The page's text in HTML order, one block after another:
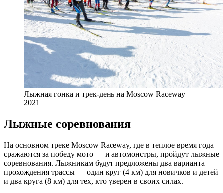
Лыжная гонка и трек-день на Moscow Raceway
2021
Лыжные соревнования
На основном треке Moscow Raceway, где в теплое время года
сражаются за победу мото — и автомонстры, пройдут лыжные
соревнования. Лыжникам будут предложены два варианта
прохождения трассы — один круг (4 км) для новичков и детей
и два круга (8 км) для тех, кто уверен в своих силах.